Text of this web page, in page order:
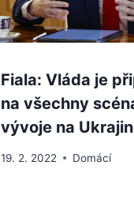
Fiala: Vláda je
na všechny
vývoje na
19. 2. 2022 Domácí